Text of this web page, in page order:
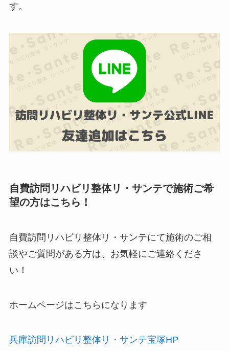
す。
自費訪問リハビリ整体リ・サンテで施術ご希
望の方はこちら！
自費訪問リハビリ整体リ・サンテにて施術のご相
談やご質問がある方は、お気軽にご連絡くださ
い！
ホームページはこちらになります
兵庫訪問リハビリ整体リ・サンテ宝塚HP